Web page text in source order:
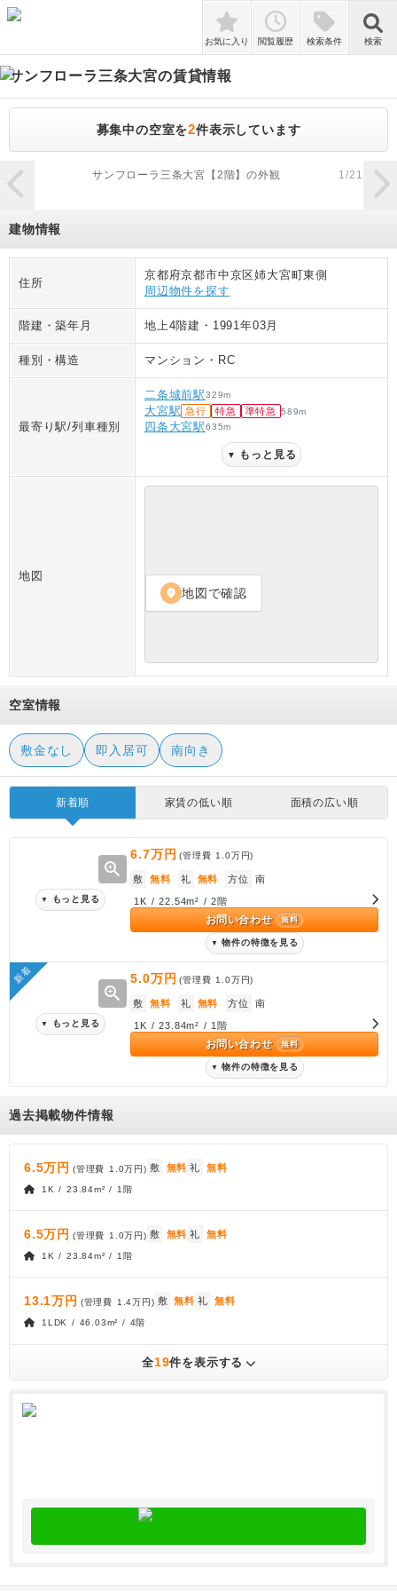
検索
お気に入り 閲覧履歴 検索条件 検索
サンフローラ三条大宮の賃貸情報
募集中の空室を2件表示しています
zoom_in
サンフローラ三条大宮【2階】の外観 1/21
建物情報
住所
京都府京都市中京区姉大宮町東側
周辺物件を探す
階建・築年月 地上4階建 ・ 1991年03月
種別・構造 マンション ・ RC
最寄り駅/列車種別
二条城前駅329m
大宮駅 急行 特急 準特急 589m
四条大宮駅635m
▼ もっと見る
地図
location_on 地図で確認
空室情報
敷金なし 即入居可 南向き
新着順 家賃の低い順 面積の広い順
zoom_in
▼ もっと見る
6.7万円 (管理費 1.0万円)
敷 無料 礼 無料 方位 南
1K / 22.54m² / 2階
お問い合わせ 無料
▼ 物件の特徴を見る
新着
zoom_in
▼ もっと見る
5.0万円 (管理費 1.0万円)
敷 無料 礼 無料 方位 南
1K / 23.84m² / 1階
お問い合わせ 無料
▼ 物件の特徴を見る
過去掲載物件情報
6.5万円 (管理費 1.0万円) 敷 無料 礼 無料
1K / 23.84m² / 1階
6.5万円 (管理費 1.0万円) 敷 無料 礼 無料
1K / 23.84m² / 1階
13.1万円 (管理費 1.4万円) 敷 無料 礼 無料
1LDK / 46.03m² / 4階
全19件を表示する